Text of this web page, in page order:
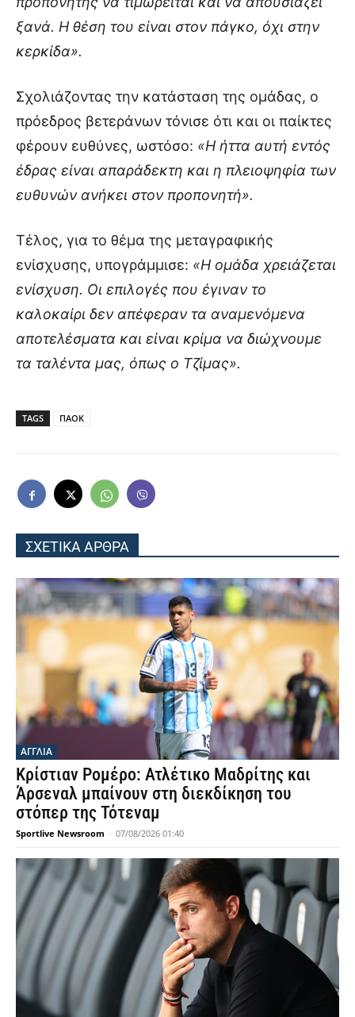
ξανά. Η θέση του είναι στον πάγκο, όχι στην
κερκίδα».
Σχολιάζοντας την κατάσταση της ομάδας, ο
πρόεδρος βετεράνων τόνισε ότι και οι παίκτες
φέρουν ευθύνες, ωστόσο: «Η ήττα αυτή εντός
έδρας είναι απαράδεκτη και η πλειοψηφία των
ευθυνών ανήκει στον προπονητή».
Τέλος, για το θέμα της μεταγραφικής
ενίσχυσης, υπογράμμισε: «Η ομάδα χρειάζεται
ενίσχυση. Οι επιλογές που έγιναν το
καλοκαίρι δεν απέφεραν τα αναμενόμενα
αποτελέσματα και είναι κρίμα να διώχνουμε
τα ταλέντα μας, όπως ο Τζίμας».
TAGS ΠΑΟΚ
ΣΧΕΤΙΚΑ ΑΡΘΡΑ
ΑΓΓΛΙΑ
Κρίστιαν Ρομέρο: Ατλέτικο Μαδρίτης και
Άρσεναλ μπαίνουν στη διεκδίκηση του
στόπερ της Τότεναμ
Sportlive Newsroom - 07/08/2026 01:40